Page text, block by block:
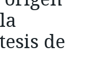
de